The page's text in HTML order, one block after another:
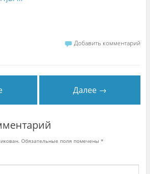
Добавить комментарий
Далее →
Обязательные поля помечены *